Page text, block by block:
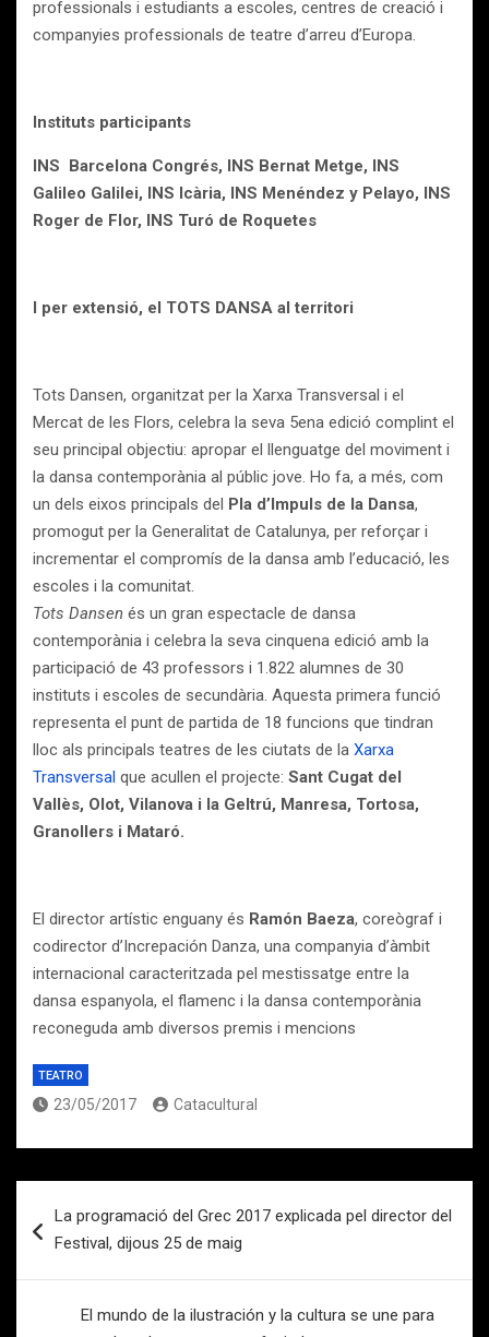
professionals i estudiants a escoles, centres de creació i
companyies professionals de teatre d’arreu d’Europa.
Instituts participants
INS Barcelona Congrés, INS Bernat Metge, INS
Galileo Galilei, INS Icària, INS Menéndez y Pelayo, INS
Roger de Flor, INS Turó de Roquetes
I per extensió, el TOTS DANSA al territori
Tots Dansen, organitzat per la Xarxa Transversal i el
Mercat de les Flors, celebra la seva 5ena edició complint el
seu principal objectiu: apropar el llenguatge del moviment i
la dansa contemporània al públic jove. Ho fa, a més, com
un dels eixos principals del Pla d’Impuls de la Dansa,
promogut per la Generalitat de Catalunya, per reforçar i
incrementar el compromís de la dansa amb l’educació, les
escoles i la comunitat.
Tots Dansen és un gran espectacle de dansa
contemporània i celebra la seva cinquena edició amb la
participació de 43 professors i 1.822 alumnes de 30
instituts i escoles de secundària. Aquesta primera funció
representa el punt de partida de 18 funcions que tindran
lloc als principals teatres de les ciutats de la Xarxa
Transversal que acullen el projecte: Sant Cugat del
Vallès, Olot, Vilanova i la Geltrú, Manresa, Tortosa,
Granollers i Mataró.
El director artístic enguany és Ramón Baeza, coreògraf i
codirector d’Increpación Danza, una companyia d’àmbit
internacional caracteritzada pel mestissatge entre la
dansa espanyola, el flamenc i la dansa contemporània
reconeguda amb diversos premis i mencions
TEATRO
23/05/2017 Catacultural
de
La programació del Grec 2017 explicada pel director del
Festival, dijous 25 de maig
El mundo de la ilustración y la cultura se une para